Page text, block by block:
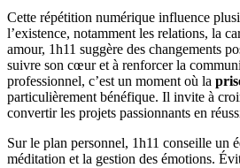
Cette répétition numérique influence
l’existence, notamment les relations, la
amour, 1h11 suggère des changements
suivre son cœur et à renforcer la
professionnel, c’est un moment où la
particulièrement bénéfique. Il invite à
convertir les projets passionnants en
Sur le plan personnel, 1h11 conseille un
méditation et la gestion des émotions.